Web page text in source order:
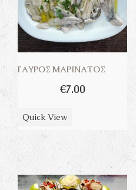
ΓΑΎΡΟΣ ΜΑΡΙΝΆΤΟΣ
€7.00
Quick View